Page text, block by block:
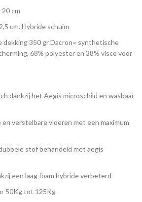
cm
cm. Hybride schuim
dekking 350 gr Dacron= synthetische
68% polyester en 38% visco voor
dankzij het Aegis microschild en wasbaar
verstelbare vloeren met een maximum
stof behandeld met aegis
een laag foam hybride verbeterd
50Kg tot 125Kg